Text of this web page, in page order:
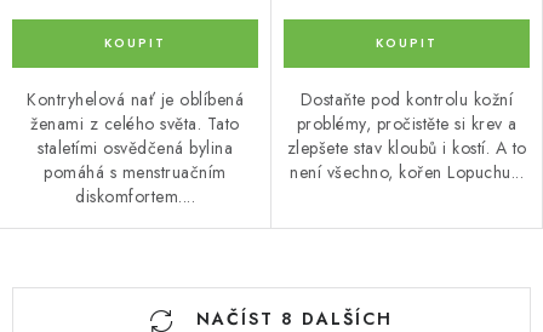
Kontryhelová nať je oblíbená
ženami z celého světa. Tato
staletími osvědčená bylina
pomáhá s menstruačním
diskomfortem....
Dostaňte pod kontrolu kožní
problémy, pročistěte si krev a
zlepšete stav kloubů i kostí. A to
není všechno, kořen Lopuchu...
O
NAČÍST 8 DALŠÍCH